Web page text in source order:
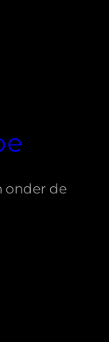
onder de